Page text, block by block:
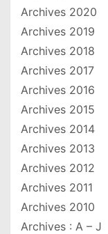
Archives 2020
Archives 2019
Archives 2018
Archives 2017
Archives 2016
Archives 2015
Archives 2014
Archives 2013
Archives 2012
Archives 2011
Archives 2010
Archives : A – J